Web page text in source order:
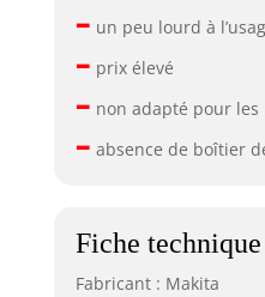
– un peu lourd à
– prix élevé
– non adapté pour
– absence de boîtier
Fiche technique
Fabricant : Makita